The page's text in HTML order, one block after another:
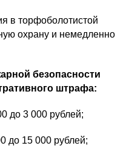
в торфоболотистой
охрану и немедленно
безопасности
штрафа:
до 3 000 рублей;
до 15 000 рублей;